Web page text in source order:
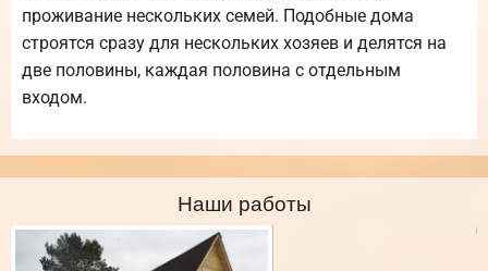
проживание нескольких семей. Подобные дома
строятся сразу для нескольких хозяев и делятся на
две половины, каждая половина с отдельным
входом.
Наши работы